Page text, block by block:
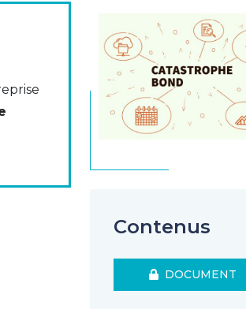
Contenus
DOCUMENT